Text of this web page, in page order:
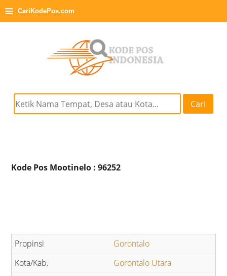
≡ CariKodePos.com
Cari
Kode Pos Mootinelo : 96252
Gorontalo
Gorontalo Utara